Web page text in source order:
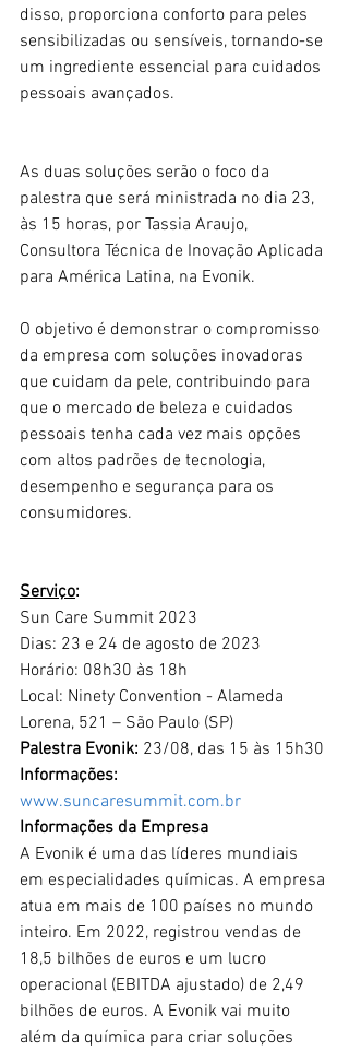
disso, proporciona conforto para peles
sensibilizadas ou sensíveis, tornando-se
um ingrediente essencial para cuidados
pessoais avançados.
As duas soluções serão o foco da
palestra que será ministrada no dia 23,
às 15 horas, por Tassia Araujo,
Consultora Técnica de Inovação Aplicada
para América Latina, na Evonik.
O objetivo é demonstrar o compromisso
da empresa com soluções inovadoras
que cuidam da pele, contribuindo para
que o mercado de beleza e cuidados
pessoais tenha cada vez mais opções
com altos padrões de tecnologia,
desempenho e segurança para os
consumidores.
Serviço:
Sun Care Summit 2023
Dias: 23 e 24 de agosto de 2023
Horário: 08h30 às 18h
Local: Ninety Convention - Alameda
Lorena, 521 – São Paulo (SP)
Palestra Evonik: 23/08, das 15 às 15h30
Informações:
www.suncaresummit.com.br
Informações da Empresa
A Evonik é uma das líderes mundiais
em especialidades químicas. A empresa
atua em mais de 100 países no mundo
inteiro. Em 2022, registrou vendas de
18,5 bilhões de euros e um lucro
operacional (EBITDA ajustado) de 2,49
bilhões de euros. A Evonik vai muito
além da química para criar soluções